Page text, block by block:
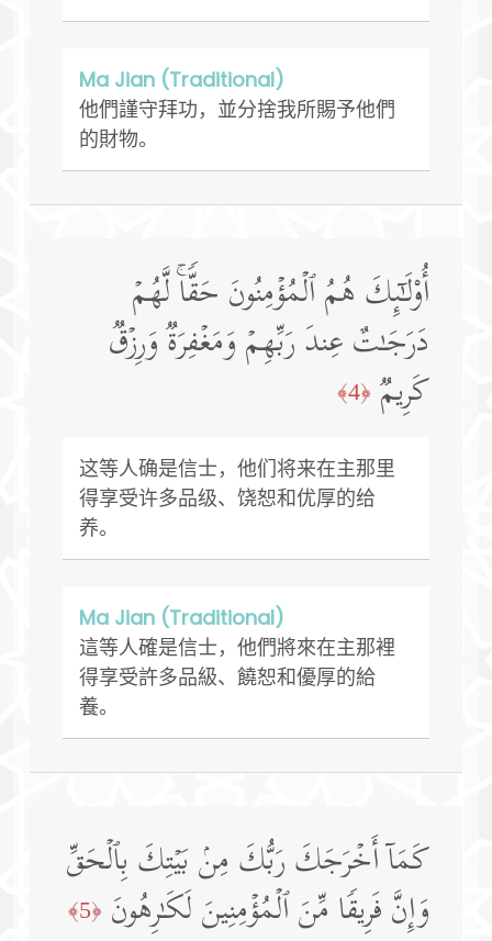
Ma Jian (Traditional)
他們謹守拜功，並分捨我所賜予他們
的財物。
أُو۟لَـٰۤىِٕكَ هُمُ ٱلۡمُؤۡمِنُونَ حَقࣰّاۚ لَّهُمۡ
دَرَجَـٰتٌ عِندَ رَبِّهِمۡ وَمَغۡفِرَةࣱ وَرِزۡقࣱ
كَرِیمࣱ ﴿4﴾
这等人确是信士，他们将来在主那里
得享受许多品级、饶恕和优厚的给
养。
Ma Jian (Traditional)
這等人確是信士，他們將來在主那裡
得享受許多品級、饒恕和優厚的給
養。
كَمَاۤ أَخۡرَجَكَ رَبُّكَ مِنۢ بَیۡتِكَ بِٱلۡحَقِّ
وَإِنَّ فَرِیقࣰا مِّنَ ٱلۡمُؤۡمِنِینَ لَكَـٰرِهُونَ ﴿5﴾